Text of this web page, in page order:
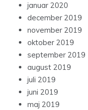
januar 2020
december 2019
november 2019
oktober 2019
september 2019
august 2019
juli 2019
juni 2019
maj 2019